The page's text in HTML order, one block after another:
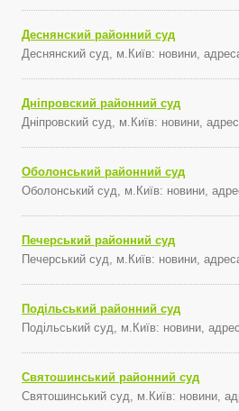
Деснянский районний суд
Деснянский суд, м.Київ: новини,
Дніпровский районний суд
Дніпровский суд, м.Київ: новини,
Оболонський районний суд
Оболонський суд, м.Київ: новини,
Печерський районний суд
Печерський суд, м.Київ: новини,
Подільський районний суд
Подільський суд, м.Київ: новини,
Святошинський районний суд
Святошинський суд, м.Київ: новини,